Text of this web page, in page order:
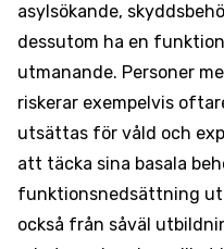
asylsökande,
dessutom ha en
utmanande. Personer
riskerar exempelvis
utsättas för våld och
att täcka sina basala
funktionsnedsättning
också från såväl